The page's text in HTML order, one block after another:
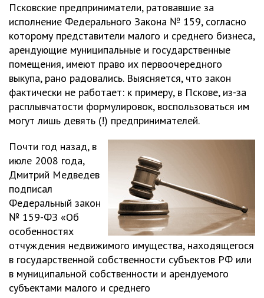
Псковские предприниматели, ратовавшие за
исполнение Федерального Закона № 159, согласно
которому представители малого и среднего бизнеса,
арендующие муниципальные и государственные
помещения, имеют право их первоочередного
выкупа, рано радовались. Выясняется, что закон
фактически не работает: к примеру, в Пскове, из-за
расплывчатости формулировок, воспользоваться им
могут лишь девять (!) предпринимателей.
Почти год назад, в
июле 2008 года,
Дмитрий Медведев
подписал
Федеральный закон
№ 159-ФЗ «Об
особенностях
отчуждения недвижимого имущества, находящегося
в государственной собственности субъектов РФ или
в муниципальной собственности и арендуемого
субъектами малого и среднего